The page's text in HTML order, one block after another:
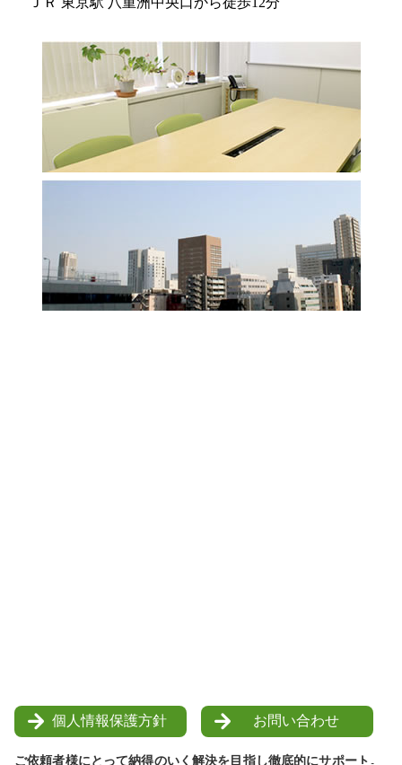
個人情報保護方針 お問い合わせ
ご依頼者様にとって納得のいく解決を目指し徹底的にサポート。